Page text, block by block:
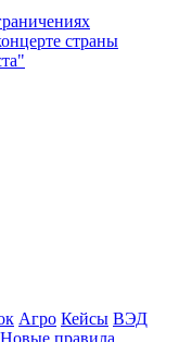
страны
Агро Кейсы ВЭД
Новые правила